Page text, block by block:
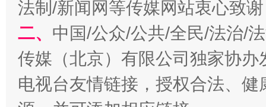
法制/新闻网等传媒网站衷心致
二、 中国/公众/公共/全民/法治/
传媒（北京）有限公司独家协
电视台友情链接，授权合法、